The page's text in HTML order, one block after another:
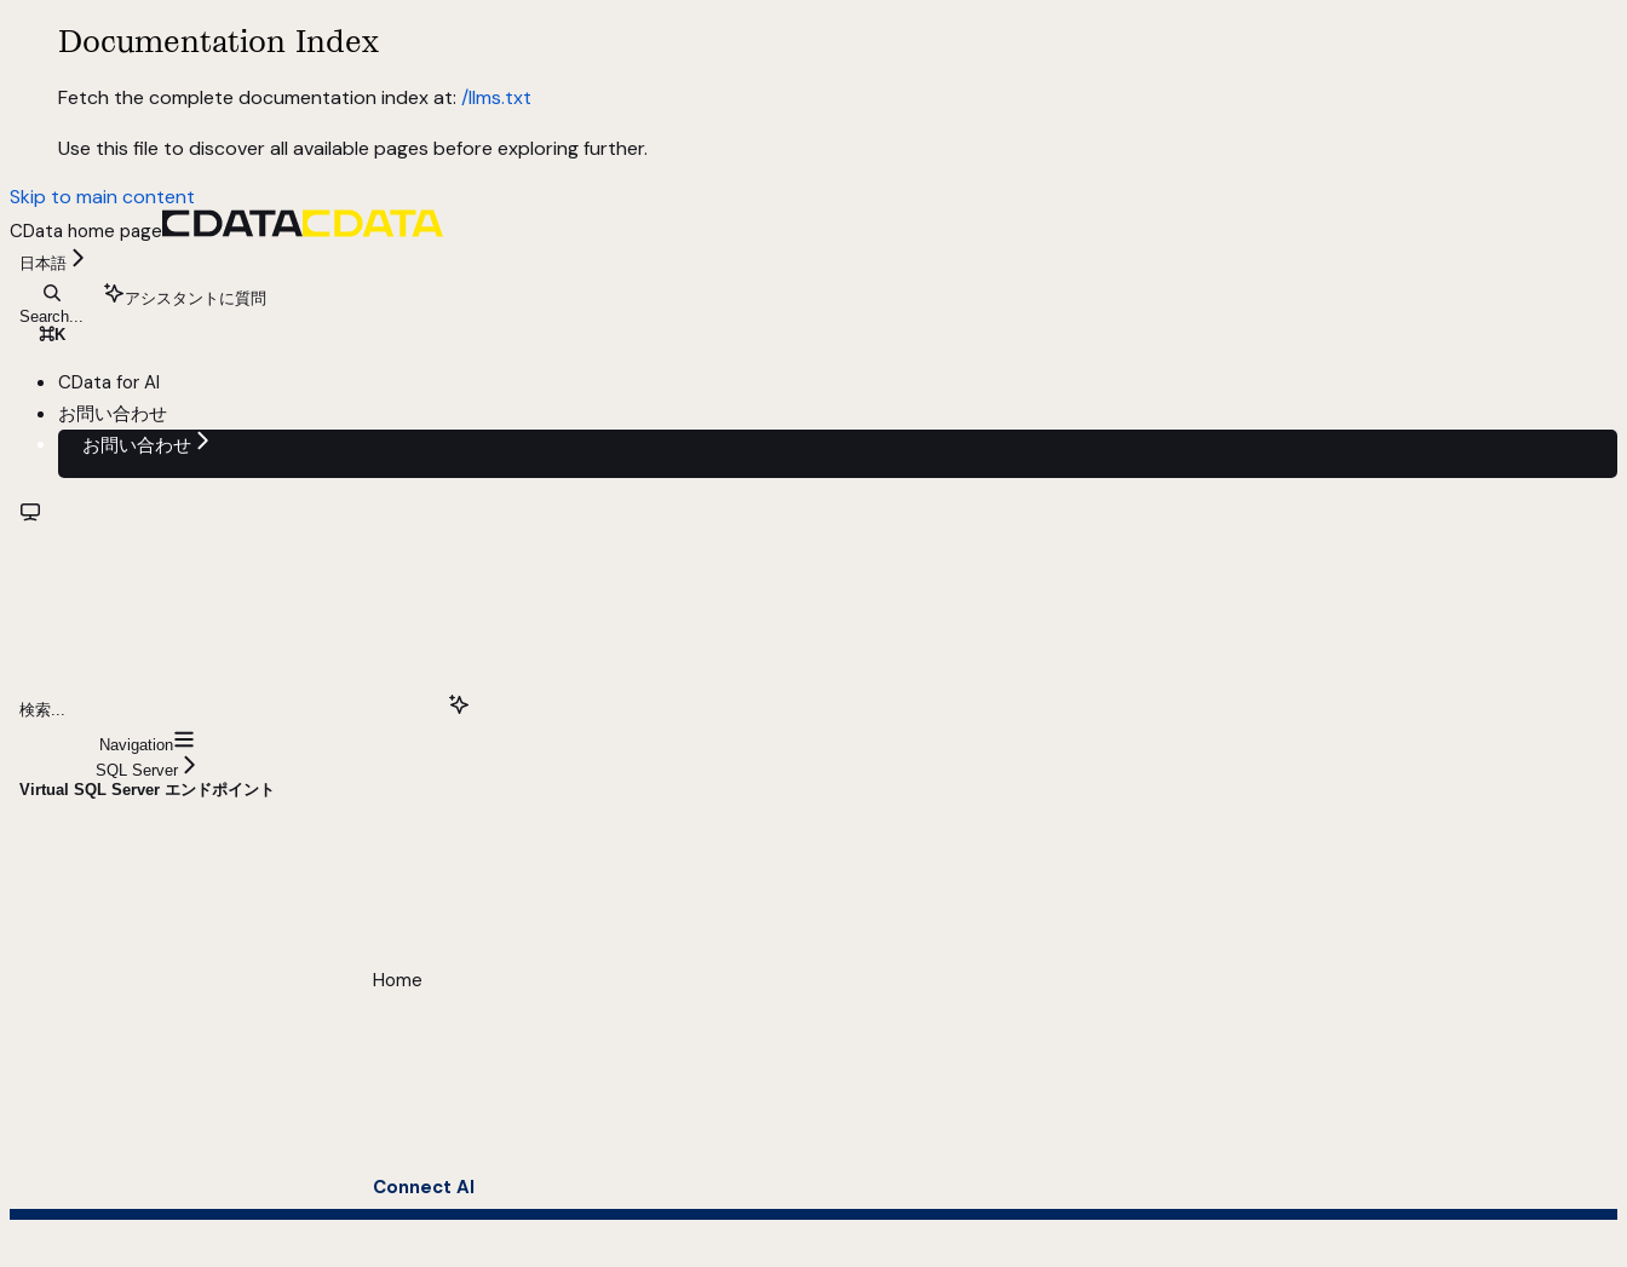
Documentation Index
Fetch the complete documentation index at: /llms.txt
Use this file to discover all available pages before exploring further.
Skip to main content
CData home page
日本語
Search...
⌘K
アシスタントに質問
CData for AI
お問い合わせ
お問い合わせ
検索...
Navigation
SQL Server
Virtual SQL Server エンドポイント
Home
Connect AI